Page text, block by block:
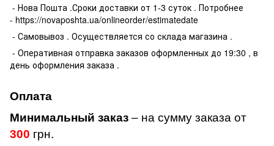
- Нова Пошта .Сроки доставки от 1-3 суток . Потробнее
- https://novaposhta.ua/onlineorder/estimatedate
- Самовывоз . Осуществляется со склада магазина .
- Оперативная отправка заказов оформленных до 19:30 , в
день оформления заказа .
Оплата
Минимальный заказ – на сумму заказа от
300 грн.